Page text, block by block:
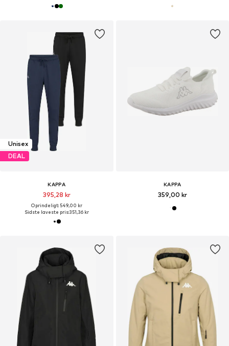
Unisex
DEAL
KAPPA
395,28 kr
Oprindeligt: 549,00 kr
Sidste laveste pris:351,36 kr
KAPPA
359,00 kr